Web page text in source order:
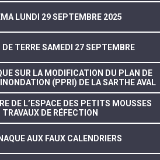
LUNDI 29 SEPTEMBRE 2025
TERRE SAMEDI 27 SEPTEMBRE
SUR LA MODIFICATION DU PLAN DE
(PPRI) DE LA SARTHE AVAL
DE L’ESPACE DES PETITS MOUSSES
TRAVAUX DE RÉFECTION
AUX FAUX CALENDRIERS